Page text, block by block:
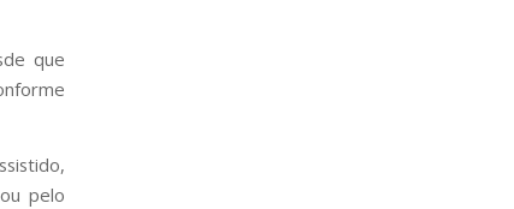
que
pelo